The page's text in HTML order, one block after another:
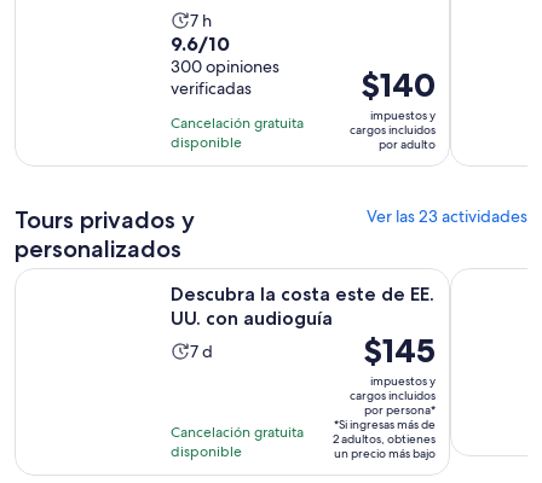
La
actividad
dura
7
horas
7 h
9.6
de
10
con
300
opiniones
9.6/10
300 opiniones
verificadas
Cancelación gratuita
disponible
El
precio
es
de
adulto
$140
impuestos y
cargos incluidos
por adulto
Tours privados y
personalizados
Ver las 23 actividades
Descubra la costa este de EE.
UU. con audioguía
La
7
días
7 d
Cancelación gratuita
disponible
El
precio
es
de
$145.
por
$145
impuestos y
cargos incluidos
por persona*
*Si ingresas más de
2 adultos, obtienes
un precio más bajo
Descubra la costa este de EE. UU. con audioguía Se abrirá
Descubre